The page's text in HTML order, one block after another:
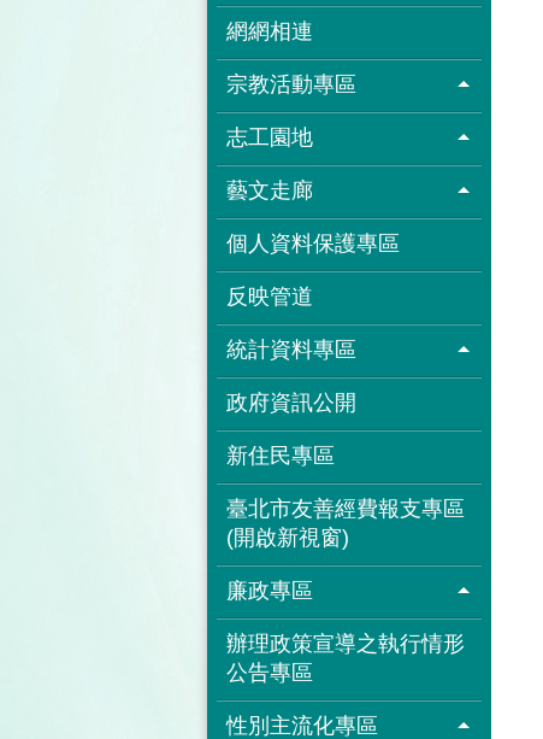
網網相連
宗教活動專區
志工園地
藝文走廊
個人資料保護專區
反映管道
統計資料專區
政府資訊公開
新住民專區
臺北市友善經費報支專區
(開啟新視窗)
廉政專區
辦理政策宣導之執行情形
公告專區
性別主流化專區